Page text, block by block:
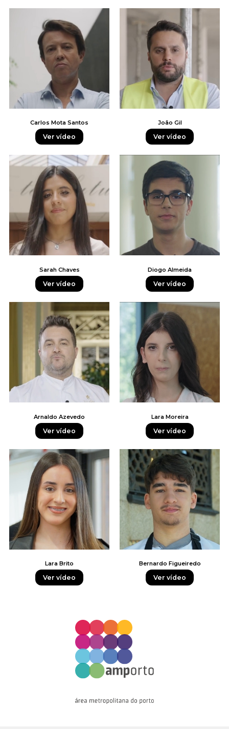
Carlos Mota Santos
Ver vídeo
João Gil
Ver vídeo
Sarah Chaves
Ver vídeo
Diogo Almeida
Ver vídeo
Arnaldo Azevedo
Ver vídeo
Lara Moreira
Ver vídeo
Lara Brito
Ver vídeo
Bernardo Figueiredo
Ver vídeo